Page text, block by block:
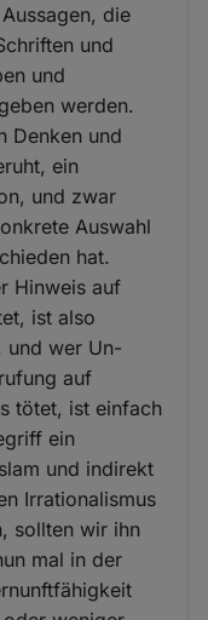
die
und
und
werden.
Denken und
ein
und zwar
Auswahl
hat.
Hinweis auf
ist also
und wer Un-
auf
tötet, ist einfach
ein
und indirekt
Irrationalismus
sollten wir ihn
mal in der